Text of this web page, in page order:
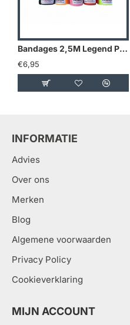
Bandages 2,5M Legend Premium diverse kleuren - Kleuren: Blauw
€6,95
INFORMATIE
Advies
Over ons
Merken
Blog
Algemene voorwaarden
Privacy Policy
Cookieverklaring
MIJN ACCOUNT